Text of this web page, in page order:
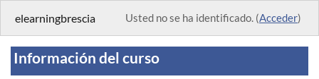
elearningbrescia Usted no se ha identificado. (Acceder)
Información del curso